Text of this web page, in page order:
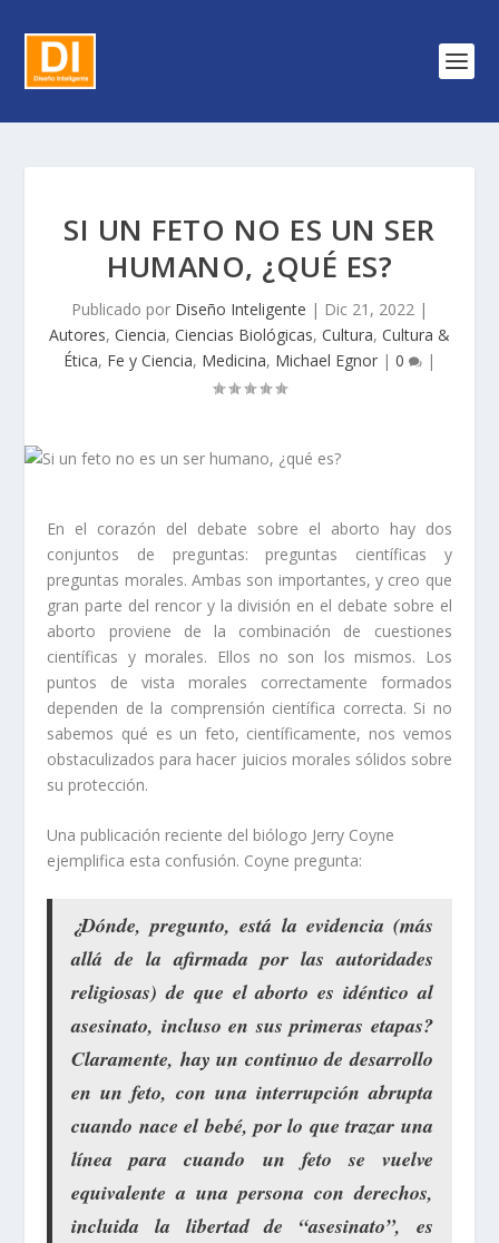
SI UN FETO NO ES UN SER
HUMANO, ¿QUÉ ES?
Publicado por Diseño Inteligente | Dic 21, 2022 |
Autores, Ciencia, Ciencias Biológicas, Cultura, Cultura &
Ética, Fe y Ciencia, Medicina, Michael Egnor | 0 |
En el corazón del debate sobre el aborto hay dos
conjuntos de preguntas: preguntas científicas y
preguntas morales. Ambas son importantes, y creo que
gran parte del rencor y la división en el debate sobre el
aborto proviene de la combinación de cuestiones
científicas y morales. Ellos no son los mismos. Los
puntos de vista morales correctamente formados
dependen de la comprensión científica correcta. Si no
sabemos qué es un feto, científicamente, nos vemos
obstaculizados para hacer juicios morales sólidos sobre
su protección.
Una publicación reciente del biólogo Jerry Coyne
ejemplifica esta confusión. Coyne pregunta:
¿Dónde, pregunto, está la evidencia (más
allá de la afirmada por las autoridades
religiosas) de que el aborto es idéntico al
asesinato, incluso en sus primeras etapas?
Claramente, hay un continuo de desarrollo
en un feto, con una interrupción abrupta
cuando nace el bebé, por lo que trazar una
línea para cuando un feto se vuelve
equivalente a una persona con derechos,
incluida la libertad de “asesinato”, es